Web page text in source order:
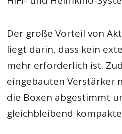
Der große Vorteil von
liegt darin, dass kein
mehr erforderlich ist.
eingebauten Verstärker
die Boxen abgestimmt
gleichbleibend